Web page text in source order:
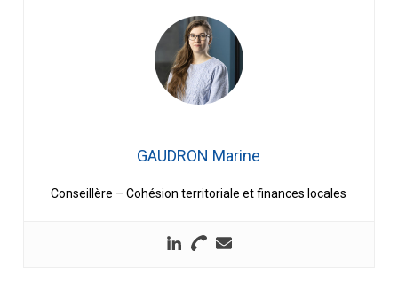
GAUDRON Marine
Conseillère – Cohésion territoriale et finances locales